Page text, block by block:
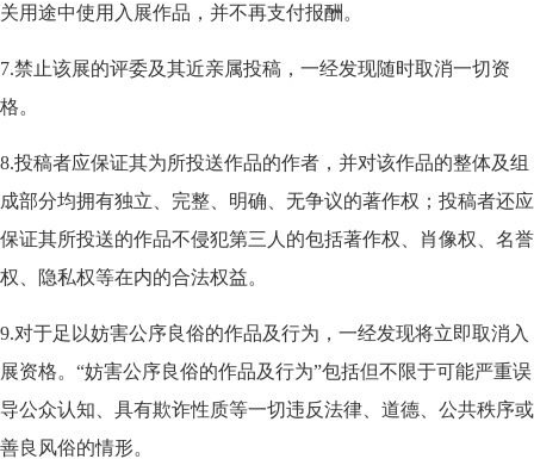
关用途中使用入展作品，并不再支付报酬。
7.禁止该展的评委及其近亲属投稿，一经发现随时取消一切资
格。
8.投稿者应保证其为所投送作品的作者，并对该作品的整体及组
成部分均拥有独立、完整、明确、无争议的著作权；投稿者还应
保证其所投送的作品不侵犯第三人的包括著作权、肖像权、名誉
权、隐私权等在内的合法权益。
9.对于足以妨害公序良俗的作品及行为，一经发现将立即取消入
展资格。“妨害公序良俗的作品及行为”包括但不限于可能严重误
导公众认知、具有欺诈性质等一切违反法律、道德、公共秩序或
善良风俗的情形。